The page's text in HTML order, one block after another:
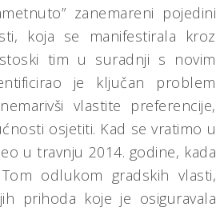
zanemareni pojedini
koja se manifestirala kroz
tim u suradnji s novim
je ključan problem
vlastite preferencije,
osjetiti. Kad se vratimo u
u travnju 2014. godine, kada
odlukom gradskih vlasti,
prihoda koje je osiguravala